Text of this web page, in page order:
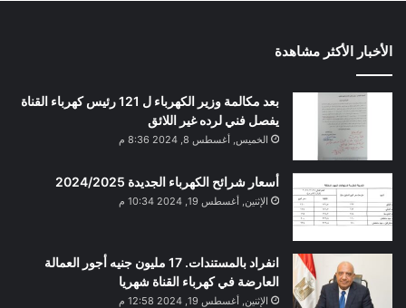
الأخبار الأكثر مشاهدة
بعد مكالمة وزير الكهرباء ل 121 رئيس كهرباء القناة
يفصل فني لرده غير اللائق
الخميس, أغسطس 8, 2024 8:36 م
أسعار شرائح الكهرباء الجديدة 2024/2025
الإثنين, أغسطس 19, 2024 10:34 م
انفراد بالمستندات. 17 مليون جنيه أجور العمالة
العارضة في كهرباء القناة شهريا
الإثنين, أغسطس 19, 2024 12:58 م